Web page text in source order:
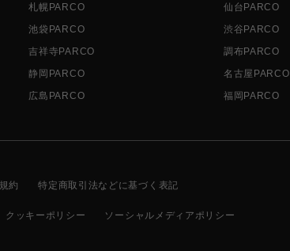
札幌PARCO 仙台PARCO
池袋PARCO
渋谷PARCO
吉祥寺PARCO
調布PARCO
静岡PARCO
名古屋PARCO
広島PARCO
福岡PARCO
約 特定商取引法などに基づく表記
クッキーポリシー ソーシャルメディアポリシー